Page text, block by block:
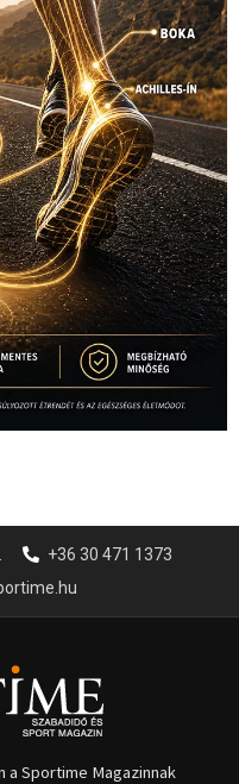
+36 30 471 1373
a Sportime Magazinnak